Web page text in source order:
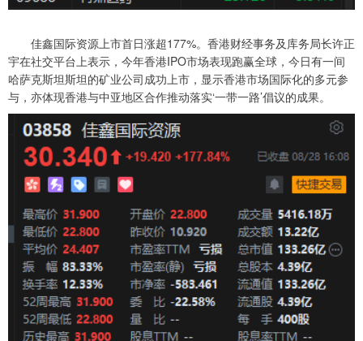
佳鑫国际资源上市首日涨超177%。香港财经事务及库务局长许正
宇在社交平台上表示，今年香港IPO市场表现跑赢全球，今日有一间
哈萨克斯坦斯坦的矿业公司成功上市，显示香港市场国际化的多元参
与，亦体现香港与中亚地区合作推动落实‘一带一路’倡议的成果。